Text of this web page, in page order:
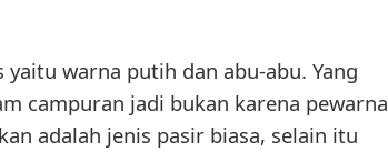
warna putih dan abu-abu. Yang
campuran jadi bukan karena pewarna
adalah jenis pasir biasa, selain itu